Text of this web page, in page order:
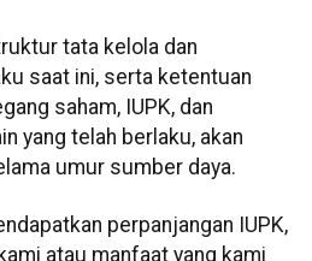
tata kelola dan
saat ini, serta ketentuan
saham, IUPK, dan
yang telah berlaku, akan
umur sumber daya.
perpanjangan IUPK,
atau manfaat yang kami